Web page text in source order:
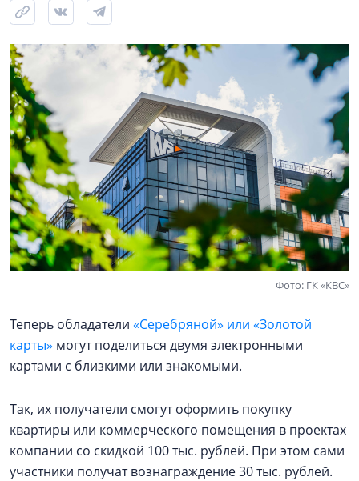
Фото: ГК «КВС»
Теперь обладатели «Серебряной» или «Золотой
карты» могут поделиться двумя электронными
картами с близкими или знакомыми.
Так, их получатели смогут оформить покупку
квартиры или коммерческого помещения в проектах
компании со скидкой 100 тыс. рублей. При этом сами
участники получат вознаграждение 30 тыс. рублей.